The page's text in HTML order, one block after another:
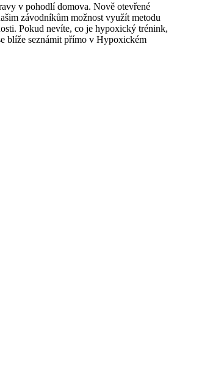
v pohodlí domova. Nově otevřené
závodníkům možnost využít metodu
Pokud nevíte, co je hypoxický trénink,
blíže seznámit přímo v Hypoxickém